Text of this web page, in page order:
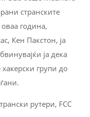
странските
година,
Кен Пакстон, ја
ја дека
групи до
рутери, FCC